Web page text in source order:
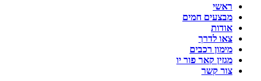
ראשי
מבצעים חמים
אודות
צאו לדרך
מימון רכבים
מגזין קאר פור יו
צור קשר